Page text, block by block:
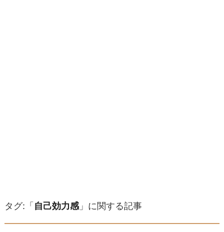
タグ:「自己効力感」に関する記事